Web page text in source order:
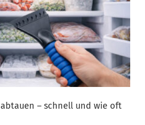
– schnell und wie oft